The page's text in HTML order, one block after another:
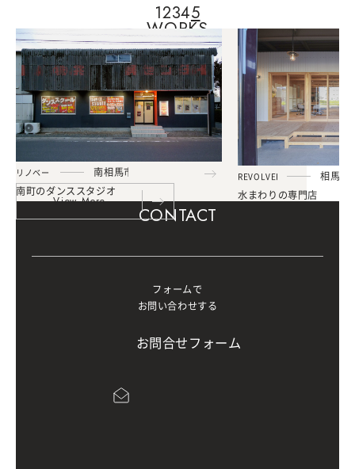
12345
WORKS
リ ノベ ー ョン：D ANCESTUD
南相馬市
南町のダンス スタジオ
REVO LVER 様 相馬
水まわり の専門店
View More
CONTACT
フォームで
お問い合わせする
お問合せフ ォーム